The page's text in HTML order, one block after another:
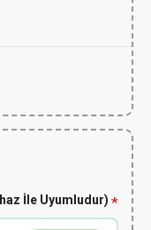
İle Uyumludur)